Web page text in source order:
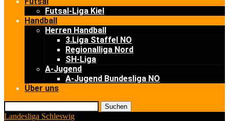
Futsal-Liga Kiel
Handball
Herren Handball
3.Liga Staffel NO
Regionalliga Nord
SH-Liga
A-Jugend
A-Jugend Bundesliga NO
Über uns
Suchen
Landesliga Schleswig